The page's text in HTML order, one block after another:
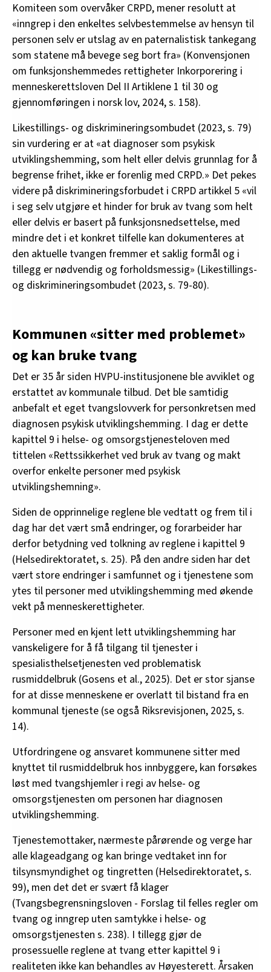
Komiteen som overvåker CRPD, mener resolutt at
«inngrep i den enkeltes selvbestemmelse av hensyn til
personen selv er utslag av en paternalistisk tankegang
som statene må bevege seg bort fra» (Konvensjonen
om funksjonshemmedes rettigheter Inkorporering i
menneskerettsloven Del II Artiklene 1 til 30 og
gjennomføringen i norsk lov, 2024, s. 158).
Likestillings- og diskrimineringsombudet (2023, s. 79)
sin vurdering er at «at diagnoser som psykisk
utviklingshemming, som helt eller delvis grunnlag for å
begrense frihet, ikke er forenlig med CRPD.» Det pekes
videre på diskrimineringsforbudet i CRPD artikkel 5 «vil
i seg selv utgjøre et hinder for bruk av tvang som helt
eller delvis er basert på funksjonsnedsettelse, med
mindre det i et konkret tilfelle kan dokumenteres at
den aktuelle tvangen fremmer et saklig formål og i
tillegg er nødvendig og forholdsmessig» (Likestillings-
og diskrimineringsombudet (2023, s. 79-80).
Kommunen «sitter med problemet»
og kan bruke tvang
Det er 35 år siden HVPU-institusjonene ble avviklet og
erstattet av kommunale tilbud. Det ble samtidig
anbefalt et eget tvangslovverk for personkretsen med
diagnosen psykisk utviklingshemming. I dag er dette
kapittel 9 i helse- og omsorgstjenesteloven med
tittelen «Rettssikkerhet ved bruk av tvang og makt
overfor enkelte personer med psykisk
utviklingshemning».
Siden de opprinnelige reglene ble vedtatt og frem til i
dag har det vært små endringer, og forarbeider har
derfor betydning ved tolkning av reglene i kapittel 9
(Helsedirektoratet, s. 25). På den andre siden har det
vært store endringer i samfunnet og i tjenestene som
ytes til personer med utviklingshemming med økende
vekt på menneskerettigheter.
Personer med en kjent lett utviklingshemming har
vanskeligere for å få tilgang til tjenester i
spesialisthelsetjenesten ved problematisk
rusmiddelbruk (Gosens et al., 2025). Det er stor sjanse
for at disse menneskene er overlatt til bistand fra en
kommunal tjeneste (se også Riksrevisjonen, 2025, s.
14).
Utfordringene og ansvaret kommunene sitter med
knyttet til rusmiddelbruk hos innbyggere, kan forsøkes
løst med tvangshjemler i regi av helse- og
omsorgstjenesten om personen har diagnosen
utviklingshemming.
Tjenestemottaker, nærmeste pårørende og verge har
alle klageadgang og kan bringe vedtaket inn for
tilsynsmyndighet og tingretten (Helsedirektoratet, s.
99), men det det er svært få klager
(Tvangsbegrensningsloven - Forslag til felles regler om
tvang og inngrep uten samtykke i helse- og
omsorgstjenesten s. 238). I tillegg gjør de
prosessuelle reglene at tvang etter kapittel 9 i
realiteten ikke kan behandles av Høyesterett. Årsaken